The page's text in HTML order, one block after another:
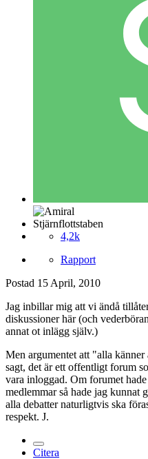
Stjärnflottstaben
4,2k
Rapport
Postad 15 April, 2010
Jag inbillar mig att vi ändå
diskussioner här (och
annat ot inlägg själv.)
Men argumentet att "alla
sagt, det är ett offentligt forum
vara inloggad. Om forumet
medlemmar så hade jag kunnat
alla debatter naturligtvis ska
respekt. J.
Citera